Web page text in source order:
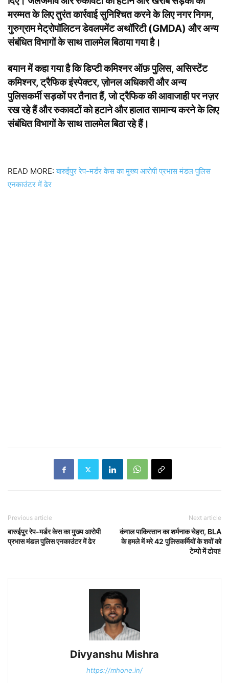
मरम्मत के लिए तुरंत कार्रवाई सुनिश्चित करने के लिए नगर निगम,
गुरुग्राम मेट्रोपॉलिटन डेवलपमेंट अथॉरिटी (GMDA) और अन्य
संबंधित विभागों के साथ तालमेल बिठाया गया है।
बयान में कहा गया है कि डिप्टी कमिश्नर ऑफ़ पुलिस, असिस्टेंट
कमिश्नर, ट्रैफिक इंस्पेक्टर, ज़ोनल अधिकारी और अन्य
पुलिसकर्मी सड़कों पर तैनात हैं, जो ट्रैफिक की आवाजाही पर नज़र
रख रहे हैं और रुकावटों को हटाने और हालात सामान्य करने के लिए
संबंधित विभागों के साथ तालमेल बिठा रहे हैं।
READ MORE:बारुईपुर रेप-मर्डर केस का मुख्य आरोपी प्रभास मंडल पुलिस
एनकाउंटर में ढेर
Previous article
बारुईपुर रेप-मर्डर केस का मुख्य आरोपी
प्रभास मंडल पुलिस एनकाउंटर में ढेर
Next article
कंगाल पाकिस्तान का शर्मनाक चेहरा, BLA
के हमले में मरे 42 पुलिसकर्मियों के शवों को
टेम्पो में ढोया!
Divyanshu Mishra
https://mhone.in/